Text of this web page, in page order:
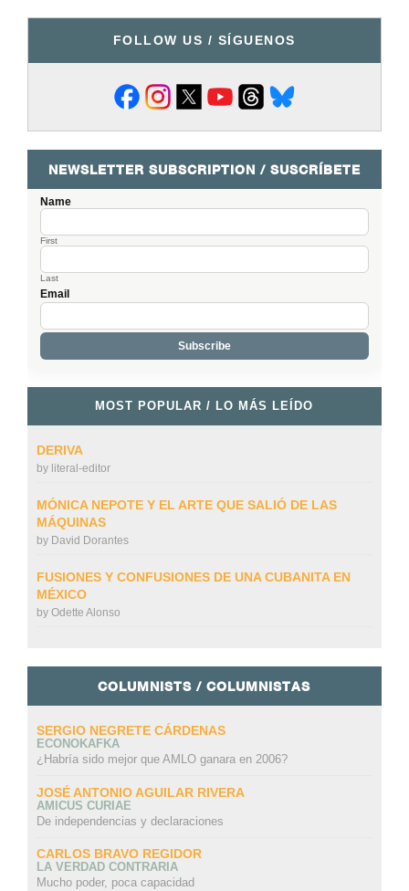
FOLLOW US / SÍGUENOS
NEWSLETTER SUBSCRIPTION / SUSCRÍBETE
Name
First
Last
Email
MOST POPULAR / LO MÁS LEÍDO
DERIVA
by literal-editor
MÓNICA NEPOTE Y EL ARTE QUE SALIÓ DE LAS
MÁQUINAS
by David Dorantes
FUSIONES Y CONFUSIONES DE UNA CUBANITA EN
MÉXICO
by Odette Alonso
COLUMNISTS / COLUMNISTAS
SERGIO NEGRETE CÁRDENAS
ECONOKAFKA
¿Habría sido mejor que AMLO ganara en 2006?
JOSÉ ANTONIO AGUILAR RIVERA
AMICUS CURIAE
De independencias y declaraciones
CARLOS BRAVO REGIDOR
LA VERDAD CONTRARIA
Mucho poder, poca capacidad